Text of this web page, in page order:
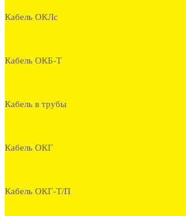
Кабель ОКЛс
Кабель ОКБ-Т
Кабель в трубы
Кабель ОКГ
Кабель ОКГ-Т/П